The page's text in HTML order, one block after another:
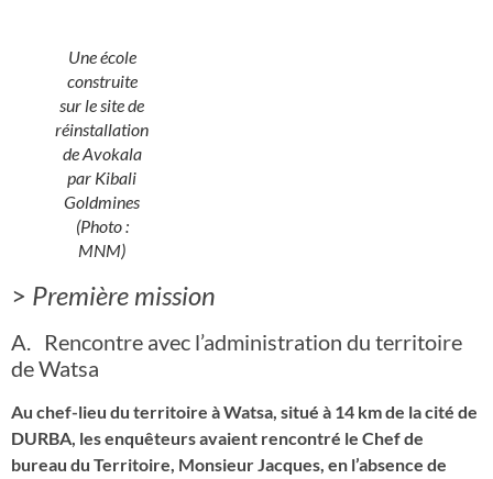
Une école
construite
sur le site de
réinstallation
de Avokala
par Kibali
Goldmines
(Photo :
MNM)
> Première mission
A. Rencontre avec l’administration du territoire
de Watsa
Au chef-lieu du territoire à Watsa, situé à 14 km de la cité de
DURBA, les enquêteurs avaient rencontré le Chef de
bureau du Territoire, Monsieur Jacques, en l’absence de